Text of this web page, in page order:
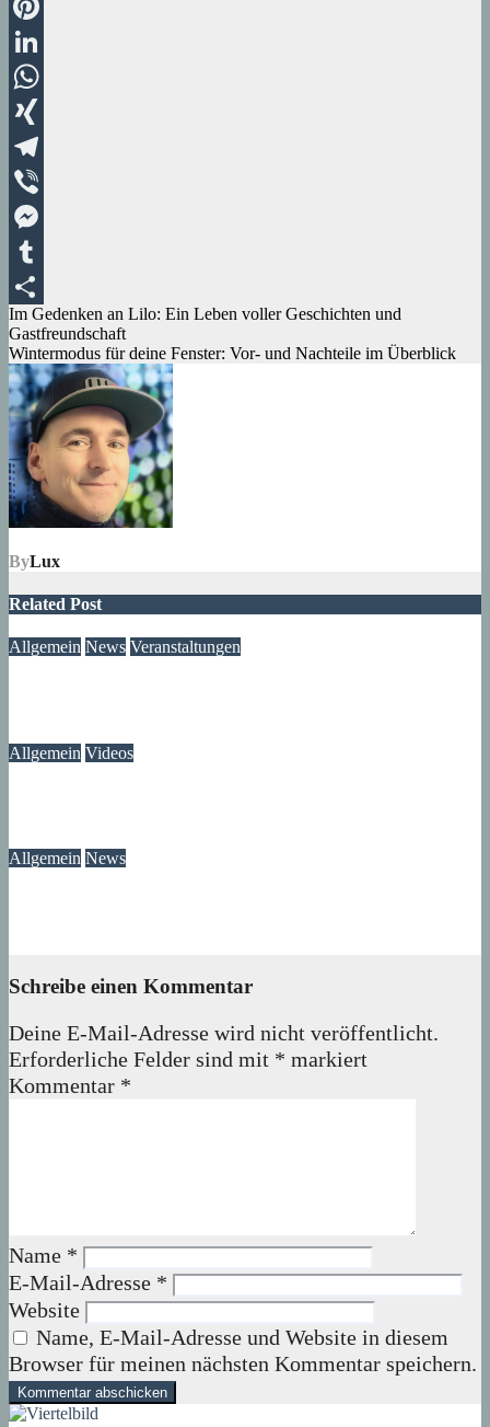
Email
Pinterest
LinkedIn
WhatsApp
XING
Telegram
Viber
Messenger
Tumblr
Teilen
Beitragsnavigation
Im Gedenken an Lilo: Ein Leben voller Geschichten und
Gastfreundschaft
Wintermodus für deine Fenster: Vor- und Nachteile im Überblick
ByLux
Related Post
Allgemein News Veranstaltungen
Allgemein Videos
Allgemein News
Schreibe einen Kommentar
Deine E-Mail-Adresse wird nicht veröffentlicht.
Erforderliche Felder sind mit * markiert
Kommentar *
Name *
E-Mail-Adresse *
Website
Name, E-Mail-Adresse und Website in diesem
Browser für meinen nächsten Kommentar speichern.